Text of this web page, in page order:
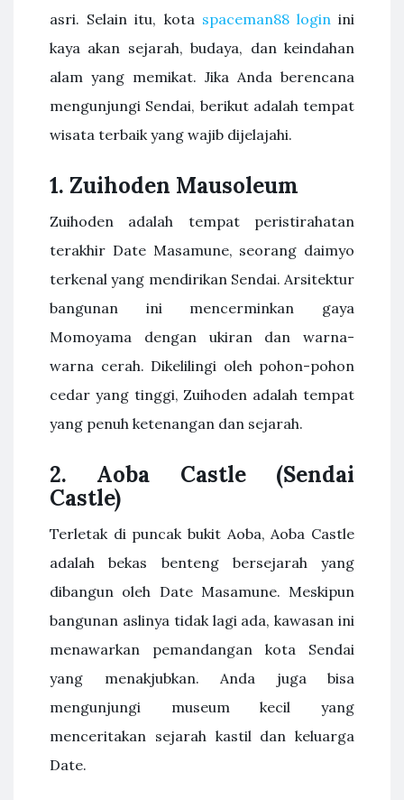
asri. Selain itu, kota spaceman88 login ini
kaya akan sejarah, budaya, dan keindahan
alam yang memikat. Jika Anda berencana
mengunjungi Sendai, berikut adalah tempat
wisata terbaik yang wajib dijelajahi.
1. Zuihoden Mausoleum
Zuihoden adalah tempat peristirahatan
terakhir Date Masamune, seorang daimyo
terkenal yang mendirikan Sendai. Arsitektur
bangunan ini mencerminkan gaya
Momoyama dengan ukiran dan warna-
warna cerah. Dikelilingi oleh pohon-pohon
cedar yang tinggi, Zuihoden adalah tempat
yang penuh ketenangan dan sejarah.
2. Aoba Castle (Sendai
Castle)
Terletak di puncak bukit Aoba, Aoba Castle
adalah bekas benteng bersejarah yang
dibangun oleh Date Masamune. Meskipun
bangunan aslinya tidak lagi ada, kawasan ini
menawarkan pemandangan kota Sendai
yang menakjubkan. Anda juga bisa
mengunjungi museum kecil yang
menceritakan sejarah kastil dan keluarga
Date.